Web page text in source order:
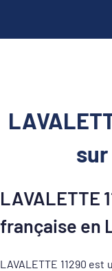
LAVALETTE
française en
LAVALETTE 11290